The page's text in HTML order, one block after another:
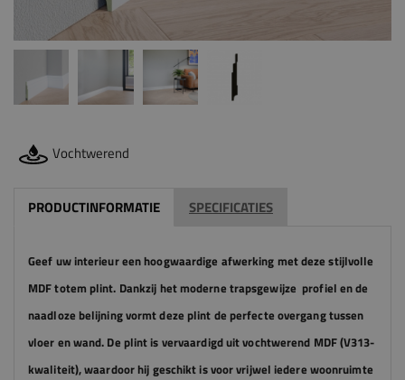
Vochtwerend
PRODUCTINFORMATIE SPECIFICATIES
Geef uw interieur een hoogwaardige afwerking met deze stijlvolle
MDF totem plint. Dankzij het moderne trapsgewijze profiel en de
naadloze belijning vormt deze plint de perfecte overgang tussen
vloer en wand. De plint is vervaardigd uit vochtwerend MDF (V313-
kwaliteit), waardoor hij geschikt is voor vrijwel iedere woonruimte